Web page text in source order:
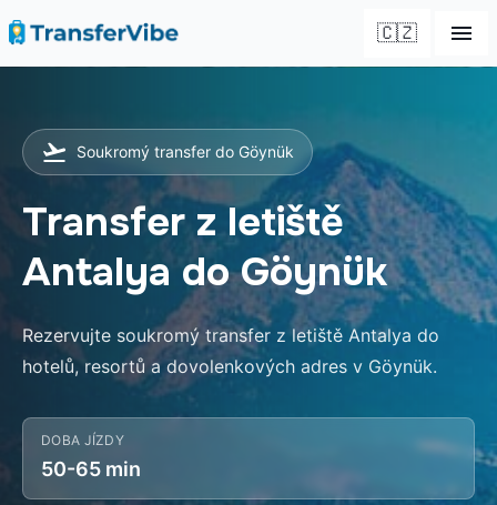
🇨🇿
Soukromý transfer do Göynük
Transfer z letiště
Antalya do Göynük
Rezervujte soukromý transfer z letiště Antalya do
hotelů, resortů a dovolenkových adres v Göynük.
DOBA JÍZDY
50-65 min